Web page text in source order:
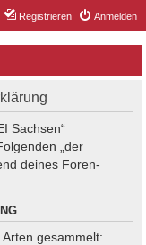
Anmelden
Registrieren
Sachsen“
„der
deines Foren-
gesammelt: